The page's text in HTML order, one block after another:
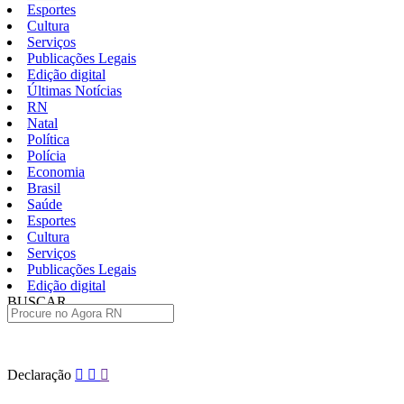
Esportes
Cultura
Serviços
Publicações Legais
Edição digital
Últimas Notícias
RN
Natal
Política
Polícia
Economia
Brasil
Saúde
Esportes
Cultura
Serviços
Publicações Legais
Edição digital
BUSCAR
Pular
Declaração